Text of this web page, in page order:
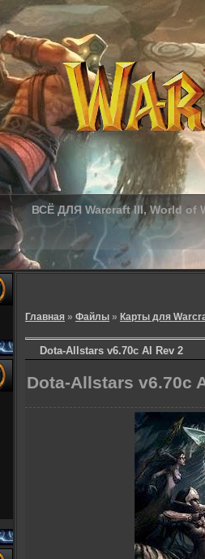
ВСЁ ДЛЯ Warcraft III, World of
Главная » Файлы » Карты для
Dota-Allstars v6.70c AI Rev 2
Dota-Allstars v6.70c